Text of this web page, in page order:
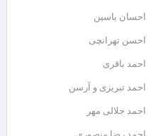
احسان یاسین
احسن تهرانچی
احمد باقری
احمد تبریزی و آرسن
احمد جلالی مهر